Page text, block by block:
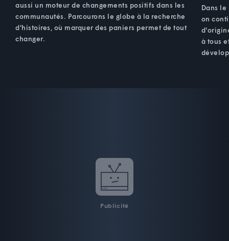
aussi un moteur de changements positifs dans les
communautés. Parcourons le globe à la recherche
d'histoires, où marquer des paniers permet de tout
changer.
Dans
on
à tous
Publicité